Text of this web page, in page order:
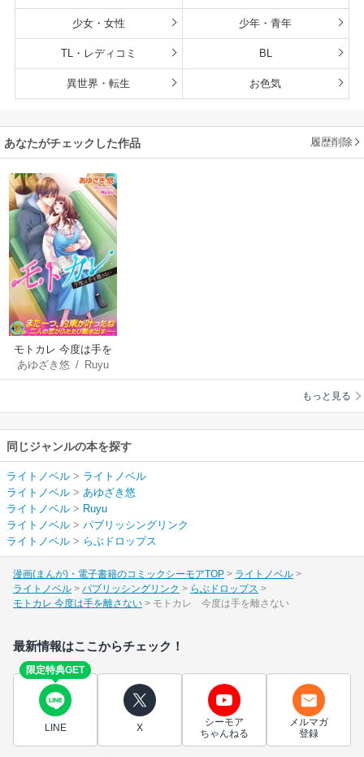
少女・女性 少年・青年
TL・レディコミ BL
異世界・転生 お色気
あなたがチェックした作品 履歴削除
モトカレ 今度は手を
離さない
あゆざき悠 / Ruyu
もっと見る
同じジャンルの本を探す
ライトノベル > ライトノベル
ライトノベル > あゆざき悠
ライトノベル > Ruyu
ライトノベル > パブリッシングリンク
ライトノベル > らぶドロップス
漫画(まんが)・電子書籍のコミックシーモアTOP
ライトノベル
ライトノベル
パブリッシングリンク
らぶドロップス
モトカレ 今度は手を離さない
モトカレ 今度は手を離さない
最新情報はここからチェック！
限定特典GET
LINE X
シーモア
ちゃんねる
メルマガ
登録